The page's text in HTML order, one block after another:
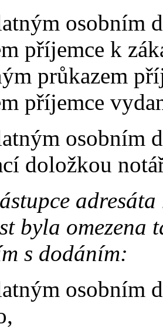
osobním
příjemce k
průkazem
příjemce
osobním
doložkou
byla omezena
s dodáním:
osobním